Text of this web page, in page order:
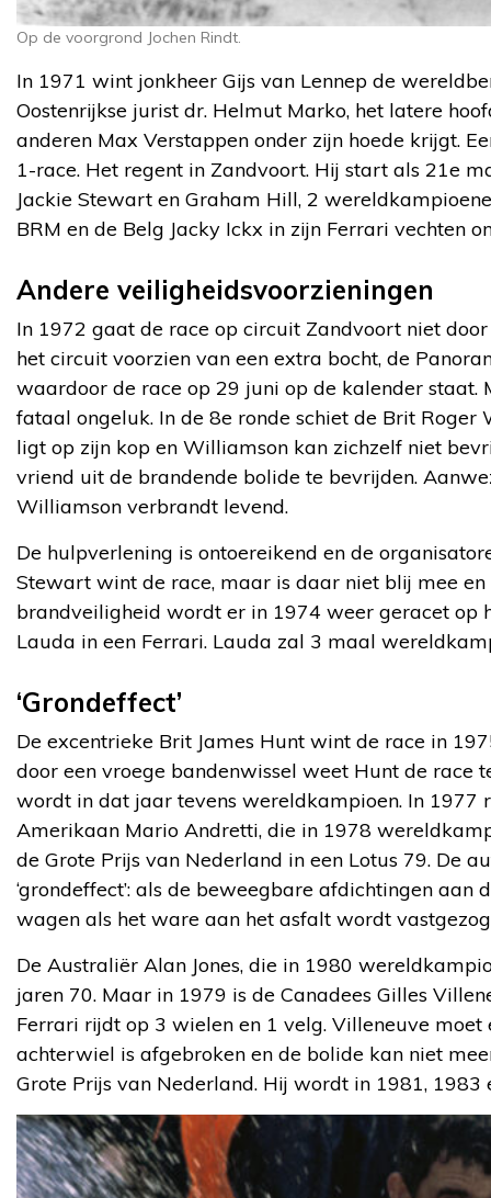
Op de voorgrond Jochen Rindt.
In 1971 wint jonkheer Gijs van Lennep de
Oostenrijkse jurist dr. Helmut Marko, het latere
anderen Max Verstappen onder zijn hoede krijgt.
1-race. Het regent in Zandvoort. Hij start als 21e
Jackie Stewart en Graham Hill, 2
BRM en de Belg Jacky Ickx in zijn Ferrari vechten
Andere veiligheidsvoorzieningen
In 1972 gaat de race op circuit Zandvoort niet
het circuit voorzien van een extra bocht, de
waardoor de race op 29 juni op de kalender
fataal ongeluk. In de 8e ronde schiet de Brit
ligt op zijn kop en Williamson kan zichzelf niet
vriend uit de brandende bolide te bevrijden.
Williamson verbrandt levend.
De hulpverlening is ontoereikend en de
Stewart wint de race, maar is daar niet blij mee
brandveiligheid wordt er in 1974 weer geracet op
Lauda in een Ferrari. Lauda zal 3 maal
‘Grondeffect’
De excentrieke Brit James Hunt wint de race in
door een vroege bandenwissel weet Hunt de race
wordt in dat jaar tevens wereldkampioen. In 1977
Amerikaan Mario Andretti, die in 1978
de Grote Prijs van Nederland in een Lotus 79. De
‘grondeffect’: als de beweegbare afdichtingen
wagen als het ware aan het asfalt wordt
De Australiër Alan Jones, die in 1980
jaren 70. Maar in 1979 is de Canadees Gilles
Ferrari rijdt op 3 wielen en 1 velg. Villeneuve
achterwiel is afgebroken en de bolide kan niet
Grote Prijs van Nederland. Hij wordt in 1981,